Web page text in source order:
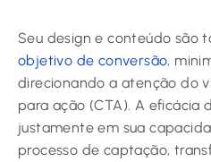
Seu design e conteúdo são
objetivo de conversão,
direcionando a atenção do
para ação (CTA). A eficácia
justamente em sua
processo de captação,